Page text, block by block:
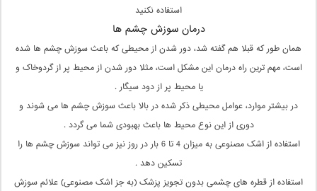
استفاده نکنید
درمان سوزش چشم ها
همان طور که قبلا هم گفته شد، دور شدن از محیطی که باعث سوزش چشم ها شده
است، مهم ترین راه درمان این مشکل است، مثلا دور شدن از محیط پر از گردوخاک و
یا محیط پر از دود سیگار .
در بیشتر موارد، عوامل محیطی ذکر شده در بالا باعث سوزش چشم ها می شوند و
دوری از این نوع محیط ها باعث بهبودی شما می گردد .
استفاده از اشک مصنوعی به میزان 4 تا 6 بار در روز نیز می تواند سوزش چشم ها را
تسکین دهد .
استفاده از قطره های چشمی بدون تجویز پزشک (به جز اشک مصنوعی) علائم سوزش